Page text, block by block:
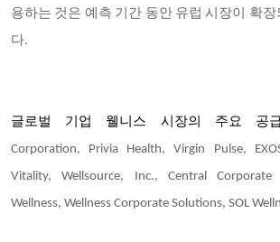
용하는 것은 예측 기간 동안 유럽 시장이 확장
다.
글로벌 기업 웰니스 시장의 주요 공급
Corporation, Privia Health, Virgin Pulse,
Vitality, Wellsource, Inc., Central Corporate
Wellness, Wellness Corporate Solutions, SOL